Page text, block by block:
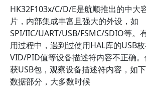
HK32F103x/C/D/E是航顺推出的中大
片，内部集成丰富且强大的外设，如
SPI/IIC/UART/USB/FSMC/SDIO等。
用过程中，遇到过使用HAL库的USB
VID/PID值等设备描述符内容不正确
获USB包，观察设备描述符内容，如
数据部分，大多数时候